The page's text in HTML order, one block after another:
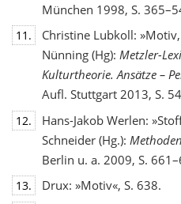
München 1998, S.
11.
Christine Lubkoll:
Nünning (Hg): Metzler-
Kulturtheorie. Ansätze –
Aufl. Stuttgart 2013, S.
12.
Hans-Jakob Werlen:
Schneider (Hg.):
Berlin u. a. 2009, S.
13. Drux: »Motiv«, S. 638.